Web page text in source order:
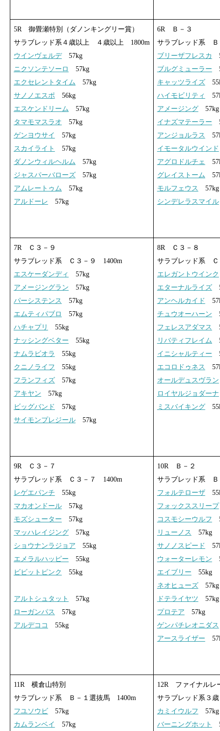
5R 御畳瀬特別（ダノンキングリー賞）
サラブレッド系４歳以上 ４歳以上 1800m
ウインヴェルデ57kg
ニクソンテソーロ
57kg
エクセレントタイム 57kg
サノノエスポ 56kg
エスケンドリーム 57kg
タマモマスラオ 57kg
ゲンヨウサイ
57kg
スカイライト
57kg
ダノンウィルヘルム 57kg
ジャスパーバローズ57kg
アムレートゥム 57kg
アルドーレ 57kg
6R Ｂ－３
サラブレッド系
ブリーザフレスカ
ブルグミューラー
キャッツライズ
ハイモビリティ
アメージング57kg
イナズマテーラー
アンジョルラス
イモータルウインド
アグロドルチェ
グレイストーム
モルフェウス
57kg
シンデレラスマイル
7R Ｃ３－９
サラブレッド系 Ｃ３－９ 1400m
エスケーダンディ
57kg
アメージングラン 57kg
パーシステンス
57kg
エムティパブロ
57kg
ハチャプリ
55kg
ナッシングベター 55kg
ナムラビオラ
55kg
クニノライフ 55kg
フランフィズ57kg
アキヤン 57kg
ビッグバンド
57kg
サイモンプレジール57kg
8R Ｃ３－８
サラブレッド系
エレガントウインク
エターナルライズ
アンヘルカイド
チュウオーハーン
フェレスアダマス
リバティフレイム
イニシャルティー
エコロドゥネス
オールデュスヴラン
ロイヤルジョダーナ
ミスバイキング
9R Ｃ３－７
サラブレッド系 Ｃ３－７ 1400m
レゲエパンチ 55kg
マカオンドール57kg
モズシューター 57kg
マッハレイジング57kg
ショウナンラジョア 55kg
エメラルハッピー 55kg
ビビットピンク
55kg
アルトシュタット
57kg
ローガンパス
57kg
アルデココ
55kg
10R Ｂ－２
サラブレッド系
フォルテローザ
フォックススリープ
コスモシーウルフ
リューノス
57kg
サノノスピード
ウォーターレモン
エイブリー 55kg
ネオヒューズ57kg
ドテライヤツ 57kg
プロテア 57kg
ゲンパチレオニダス
アースライザー
11R 横倉山特別
サラブレッド系 Ｂ－１選抜馬 1400m
フユソウビ57kg
カムランベイ
57kg
12R ファイナルレ
サラブレッド系３
カミイウルフ 57kg
バーニングホット